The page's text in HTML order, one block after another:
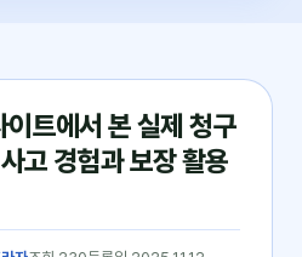
트에서 본 실제 청구
고 경험과 보장 활용